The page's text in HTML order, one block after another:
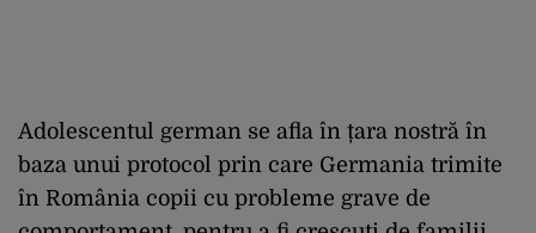
Adolescentul german se afla în țara nostră în
baza unui protocol prin care Germania trimite
în România copii cu probleme grave de